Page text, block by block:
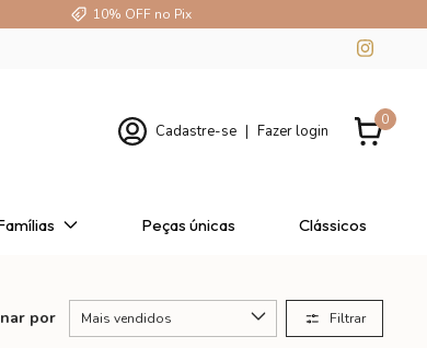
10% OFF no Pix
Cadastre-se | Fazer login
0
Peças únicas Clássicos
por Filtrar